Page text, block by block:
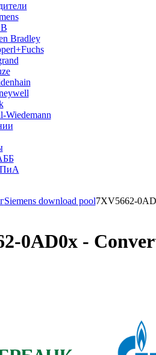
Bradley
Wiedemann
Siemens download pool7XV5662-
0AD0x -